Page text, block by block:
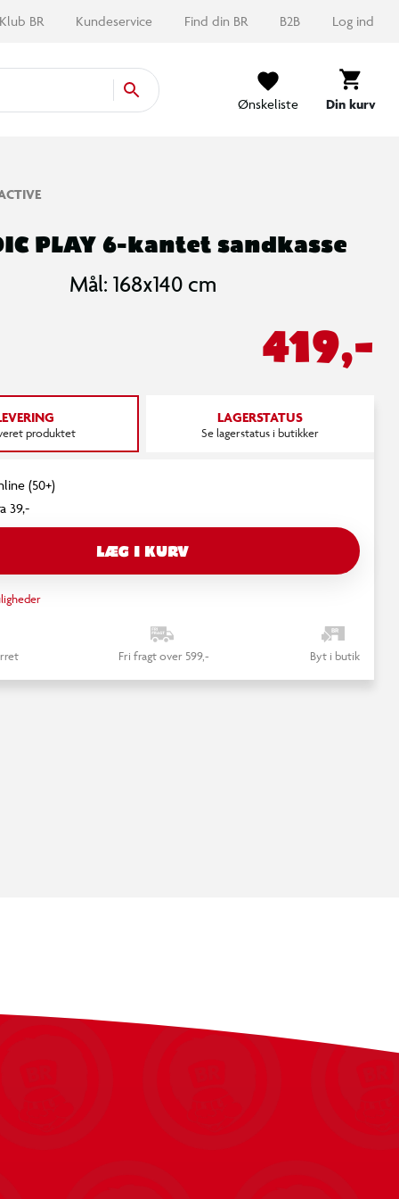
Klub BR Kundeservice Find din BR B2B Log ind
Ønskeliste Din kurv
PLAY 6-kantet sandkasse
Mål: 168x140 cm
419,-
produktet
LAGERSTATUS
Se lagerstatus i butikker
(50+)
39,-
LÆG I KURV
Fri fragt over 599,- Byt i butik